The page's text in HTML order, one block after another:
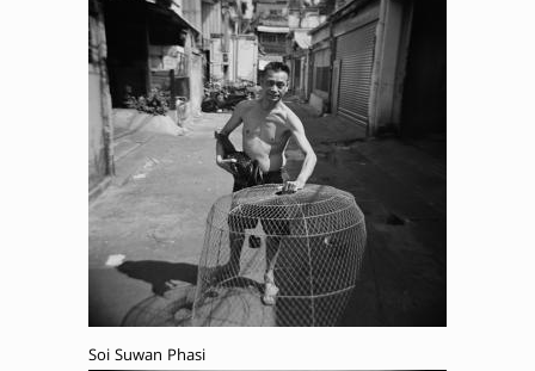
Soi Suwan Phasi